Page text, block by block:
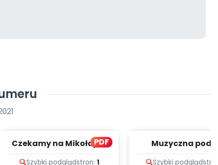
PDF
Czekamy na Mikołaja -
Szybki podglądstron: 1
Muzyczna
Szybki podgląd